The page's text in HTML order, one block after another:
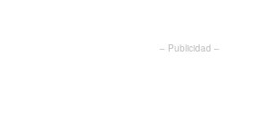
– Publicidad –